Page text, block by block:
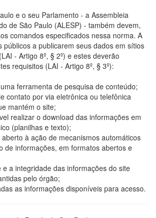
e o seu Parlamento - a Assembleia
de São Paulo (ALESP) - também devem,
comandos especificados nessa norma. A
públicos a publicarem seus dados em sítios
- Artigo 8º, § 2º) e estes deverão
requisitos (LAI - Artigo 8º, § 3º):
ferramenta de pesquisa de conteúdo;
contato por via eletrônica ou telefônica
mantém o site;
realizar o download das informações em
(planilhas e texto);
à ação de mecanismos automáticos
de informações, em formatos abertos e
e a integridade das informações do site
pelo órgão;
as informações disponíveis para acesso.